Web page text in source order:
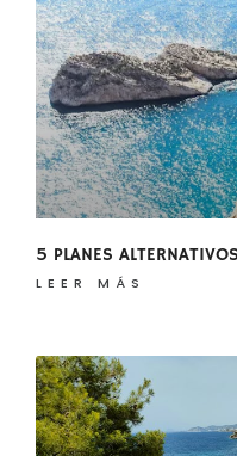
5 PLANES
LEER MÁS